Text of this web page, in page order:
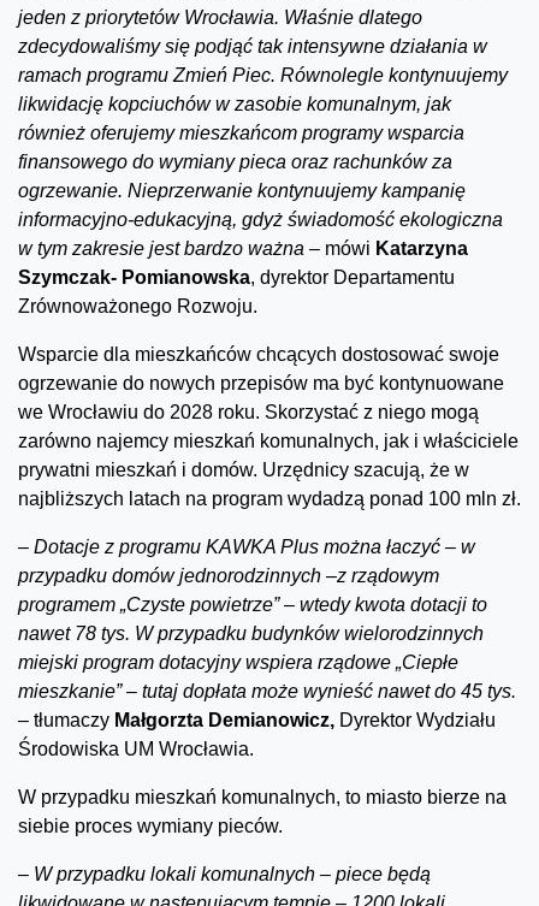
jeden z priorytetów Wrocławia. Właśnie dlatego
zdecydowaliśmy się podjąć tak intensywne działania w
ramach programu Zmień Piec. Równolegle kontynuujemy
likwidację kopciuchów w zasobie komunalnym, jak
również oferujemy mieszkańcom programy wsparcia
finansowego do wymiany pieca oraz rachunków za
ogrzewanie. Nieprzerwanie kontynuujemy kampanię
informacyjno-edukacyjną, gdyż świadomość ekologiczna
w tym zakresie jest bardzo ważna – mówi Katarzyna
Szymczak- Pomianowska, dyrektor Departamentu
Zrównoważonego Rozwoju.
Wsparcie dla mieszkańców chcących dostosować swoje
ogrzewanie do nowych przepisów ma być kontynuowane
we Wrocławiu do 2028 roku. Skorzystać z niego mogą
zarówno najemcy mieszkań komunalnych, jak i właściciele
prywatni mieszkań i domów. Urzędnicy szacują, że w
najbliższych latach na program wydadzą ponad 100 mln zł.
– Dotacje z programu KAWKA Plus można łaczyć – w
przypadku domów jednorodzinnych –z rządowym
programem „Czyste powietrze” – wtedy kwota dotacji to
nawet 78 tys. W przypadku budynków wielorodzinnych
miejski program dotacyjny wspiera rządowe „Ciepłe
mieszkanie” – tutaj dopłata może wynieść nawet do 45 tys.
– tłumaczy Małgorzta Demianowicz, Dyrektor Wydziału
Środowiska UM Wrocławia.
W przypadku mieszkań komunalnych, to miasto bierze na
siebie proces wymiany pieców.
– W przypadku lokali komunalnych – piece będą